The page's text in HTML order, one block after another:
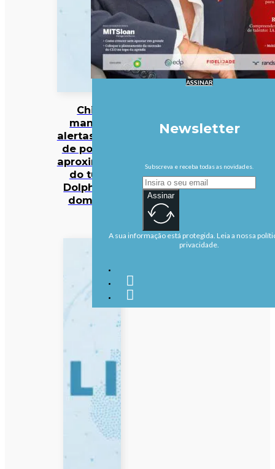
China
mantém
alertas antes
de possível
aproximação
do tufão
Dolphin no
domingo
ASSINAR
Newsletter
Subscreva e receba todas as novidades.
Assinar
A sua informação está protegida. Leia a nossa
privacidade.